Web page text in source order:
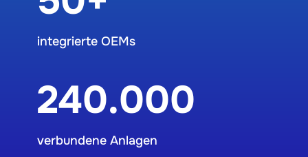
integrierte OEMs
240.000
verbundene Anlagen